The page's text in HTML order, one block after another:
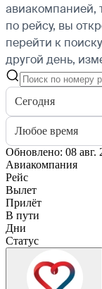
авиакомпанией,
по рейсу, вы
перейти к
другой день,
Сегодня
Любое время
Обновлено: 08 авг.
Авиакомпания
Рейс
Вылет
Прилёт
В пути
Дни
Статус